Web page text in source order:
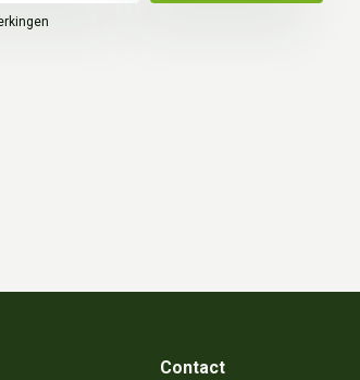
Contact